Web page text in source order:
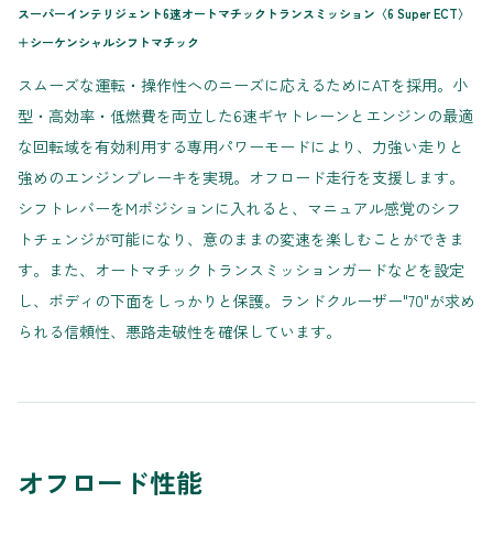
スーパーインテリジェント6速オートマチックトランスミッション〈6 Super ECT〉
＋シーケンシャルシフトマチック
スムーズな運転・操作性へのニーズに応えるためにATを採用。小
型・高効率・低燃費を両立した6速ギヤトレーンとエンジンの最適
な回転域を有効利用する専用パワーモードにより、力強い走りと
強めのエンジンブレーキを実現。オフロード走行を支援します。
シフトレバーをMポジションに入れると、マニュアル感覚のシフ
トチェンジが可能になり、意のままの変速を楽しむことができま
す。また、オートマチックトランスミッションガードなどを設定
し、ボディの下面をしっかりと保護。ランドクルーザー"70"が求め
られる信頼性、悪路走破性を確保しています。
オフロード性能